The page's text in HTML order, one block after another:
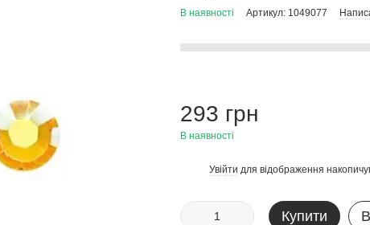
В наявності Артикул: 1049077
293 грн
В наявності
Увійти для відображення
Купити